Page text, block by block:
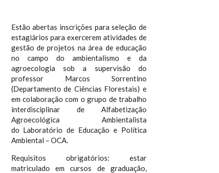
Estão abertas inscrições para seleção de
estagiários para exercerem atividades de
gestão de projetos na área de educação
no campo do ambientalismo e da
agroecologia sob a supervisão do
professor Marcos Sorrentino
(Departamento de Ciências Florestais) e
em colaboração com o grupo de trabalho
interdisciplinar de Alfabetização
Agroecológica Ambientalista
do Laboratório de Educação e Política
Ambiental – OCA.
Requisitos obrigatórios: estar
matriculado em cursos de graduação,